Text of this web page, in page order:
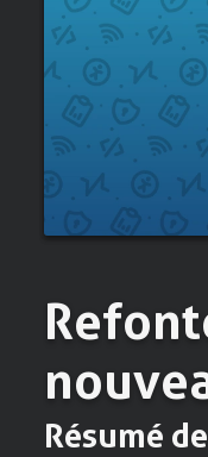
Résumé